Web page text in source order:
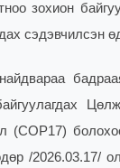
зохион
сэдэвчилсэн
(COP17)
/2026.03.17/